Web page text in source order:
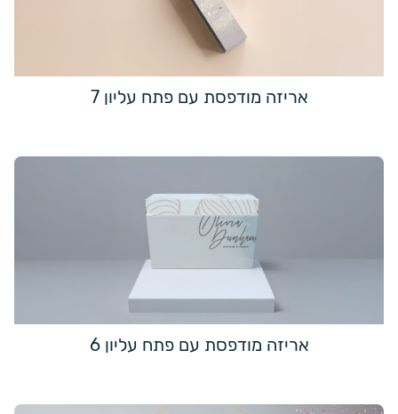
אריזה מודפסת עם פתח עליון 7
אריזה מודפסת עם פתח עליון 6